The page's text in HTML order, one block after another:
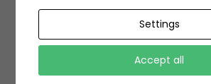
King Abdul Aziz Rd, حي المروج، Riyadh 12284, Saudi
Settings
Accept all